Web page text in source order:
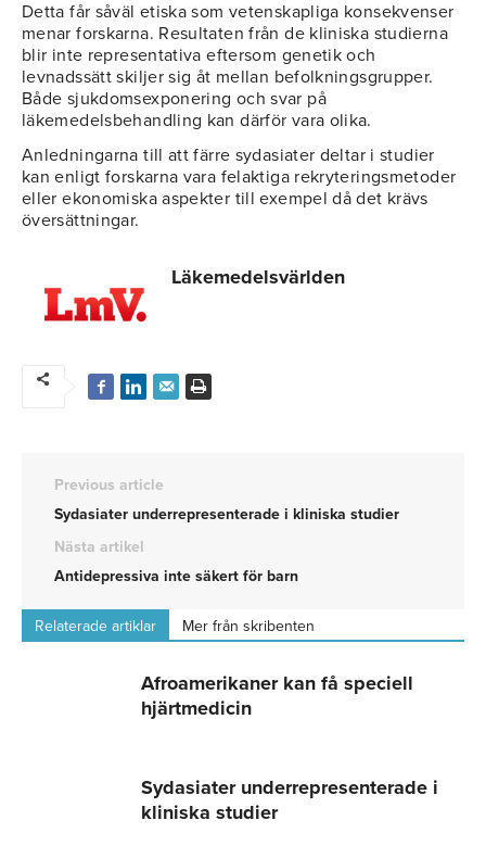
Detta får såväl etiska som vetenskapliga konsekvenser
menar forskarna. Resultaten från de kliniska studierna
blir inte representativa eftersom genetik och
levnadssätt skiljer sig åt mellan befolkningsgrupper.
Både sjukdomsexponering och svar på
läkemedelsbehandling kan därför vara olika.
Anledningarna till att färre sydasiater deltar i studier
kan enligt forskarna vara felaktiga rekryteringsmetoder
eller ekonomiska aspekter till exempel då det krävs
översättningar.
Läkemedelsvärlden
Previous article
Sydasiater underrepresenterade i kliniska studier
Nästa artikel
Antidepressiva inte säkert för barn
Relaterade artiklar Mer från skribenten
Afroamerikaner kan få speciell
hjärtmedicin
Sydasiater underrepresenterade i
kliniska studier